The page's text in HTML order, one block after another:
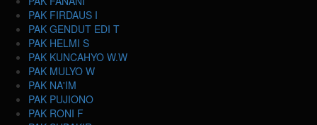
PAK FIRDAUS I
PAK GENDUT EDI T
PAK HELMI S
PAK KUNCAHYO W.W
PAK MULYO W
PAK NA'IM
PAK PUJIONO
PAK RONI F